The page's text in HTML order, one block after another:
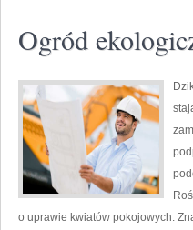
Ogród
o uprawie kwiatów pokojowych.